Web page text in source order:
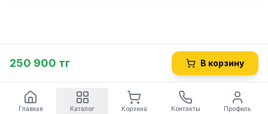
250 900 тг В корзину
Главная Каталог Корзина Контакты Профиль